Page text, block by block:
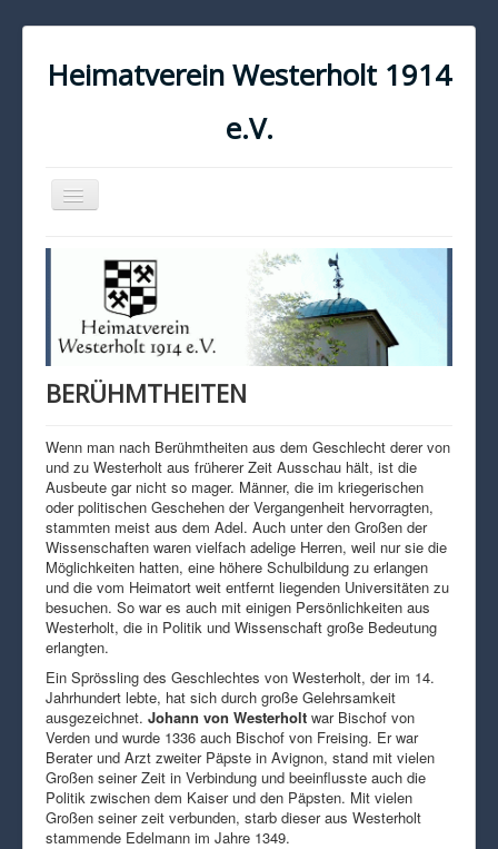
Heimatverein Westerholt 1914
e.V.
Navigation
an/aus
KONTAKT
IMPRESSUM
DATENSCHUTZ
BERÜHMTHEITEN
Wenn man nach Berühmtheiten aus dem Geschlecht derer von
und zu Westerholt aus früherer Zeit Ausschau hält, ist die
Ausbeute gar nicht so mager. Männer, die im kriegerischen
oder politischen Geschehen der Vergangenheit hervorragten,
stammten meist aus dem Adel. Auch unter den Großen der
Wissenschaften waren vielfach adelige Herren, weil nur sie die
Möglichkeiten hatten, eine höhere Schulbildung zu erlangen
und die vom Heimatort weit entfernt liegenden Universitäten zu
besuchen. So war es auch mit einigen Persönlichkeiten aus
Westerholt, die in Politik und Wissenschaft große Bedeutung
erlangten.
Ein Sprössling des Geschlechtes von Westerholt, der im 14.
Jahrhundert lebte, hat sich durch große Gelehrsamkeit
ausgezeichnet. Johann von Westerholt war Bischof von
Verden und wurde 1336 auch Bischof von Freising. Er war
Berater und Arzt zweiter Päpste in Avignon, stand mit vielen
Großen seiner Zeit in Verbindung und beeinflusste auch die
Politik zwischen dem Kaiser und den Päpsten. Mit vielen
Großen seiner zeit verbunden, starb dieser aus Westerholt
stammende Edelmann im Jahre 1349.